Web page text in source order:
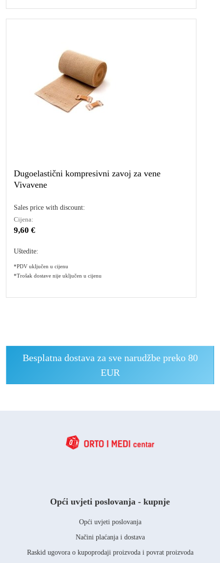
Dugoelastični kompresivni zavoj za vene
Vivavene
Sales price with discount:
Cijena:
9,60 €
Uštedite:
*PDV uključen u cijenu
*Trošak dostave nije uključen u cijenu
Besplatna dostava za sve narudžbe preko 80
EUR
Opći uvjeti poslovanja - kupnje
Opći uvjeti poslovanja
Načini plaćanja i dostava
Raskid ugovora o kupoprodaji proizvoda i povrat proizvoda